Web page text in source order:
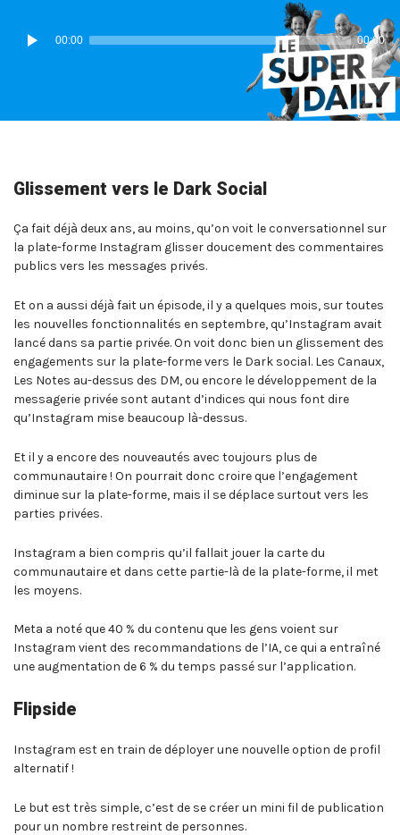
Lecteur
audio
00:00 00:00
Glissement vers le Dark Social
Ça fait déjà deux ans, au moins, qu’on voit le conversationnel sur
la plate-forme Instagram glisser doucement des commentaires
publics vers les messages privés.
Et on a aussi déjà fait un épisode, il y a quelques mois, sur toutes
les nouvelles fonctionnalités en septembre, qu’Instagram avait
lancé dans sa partie privée. On voit donc bien un glissement des
engagements sur la plate-forme vers le Dark social. Les Canaux,
Les Notes au-dessus des DM, ou encore le développement de la
messagerie privée sont autant d’indices qui nous font dire
qu’Instagram mise beaucoup là-dessus.
Et il y a encore des nouveautés avec toujours plus de
communautaire ! On pourrait donc croire que l’engagement
diminue sur la plate-forme, mais il se déplace surtout vers les
parties privées.
Instagram a bien compris qu’il fallait jouer la carte du
communautaire et dans cette partie-là de la plate-forme, il met
les moyens.
Meta a noté que 40 % du contenu que les gens voient sur
Instagram vient des recommandations de l’IA, ce qui a entraîné
une augmentation de 6 % du temps passé sur l’application.
Flipside
Instagram est en train de déployer une nouvelle option de profil
alternatif !
Le but est très simple, c’est de se créer un mini fil de publication
pour un nombre restreint de personnes.